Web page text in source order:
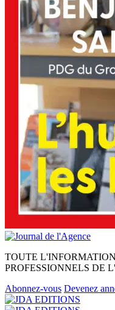
TOUTE
PROFESSIONNELS DE
Abonnez-vous Devenez